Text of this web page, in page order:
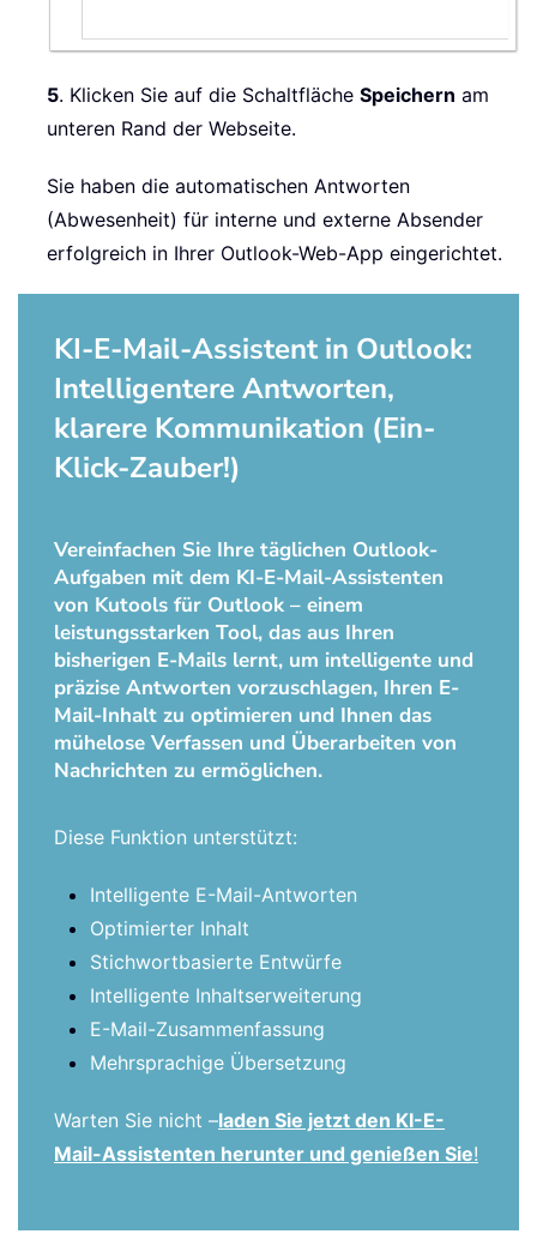
5. Klicken Sie auf die Schaltfläche Speichern am
unteren Rand der Webseite.
Sie haben die automatischen Antworten
(Abwesenheit) für interne und externe Absender
erfolgreich in Ihrer Outlook-Web-App eingerichtet.
KI-E-Mail-Assistent in Outlook:
Intelligentere Antworten,
klarere Kommunikation (Ein-
Klick-Zauber!)
Vereinfachen Sie Ihre täglichen Outlook-
Aufgaben mit dem KI-E-Mail-Assistenten
von Kutools für Outlook – einem
leistungsstarken Tool, das aus Ihren
bisherigen E-Mails lernt, um intelligente und
präzise Antworten vorzuschlagen, Ihren E-
Mail-Inhalt zu optimieren und Ihnen das
mühelose Verfassen und Überarbeiten von
Nachrichten zu ermöglichen.
Diese Funktion unterstützt:
Intelligente E-Mail-Antworten
Optimierter Inhalt
Stichwortbasierte Entwürfe
Intelligente Inhaltserweiterung
E-Mail-Zusammenfassung
Mehrsprachige Übersetzung
Warten Sie nicht –laden Sie jetzt den KI-E-
Mail-Assistenten herunter und genießen Sie!